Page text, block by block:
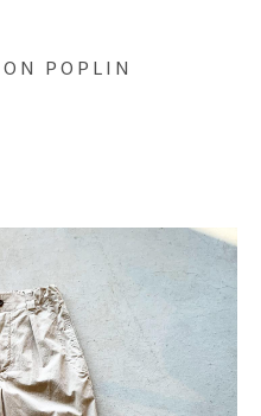
POPLIN